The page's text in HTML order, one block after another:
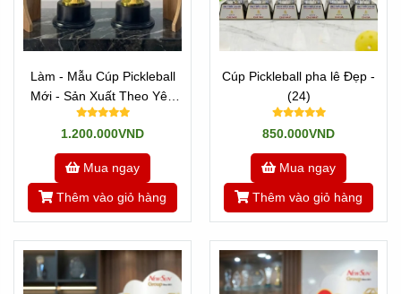
Làm - Mẫu Cúp Pickleball
Mới - Sản Xuất Theo Yêu
Cầu (20)
1.200.000VND
Mua ngay
Thêm vào giỏ hàng
Cúp Pickleball pha lê Đẹp -
(24)
850.000VND
Mua ngay
Thêm vào giỏ hàng